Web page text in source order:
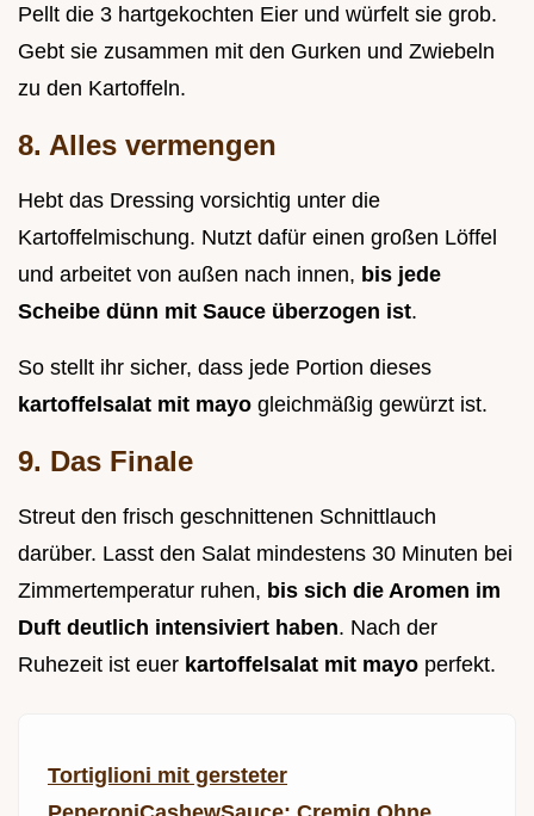
Pellt die 3 hartgekochten Eier und würfelt sie grob.
Gebt sie zusammen mit den Gurken und Zwiebeln
zu den Kartoffeln.
8. Alles vermengen
Hebt das Dressing vorsichtig unter die
Kartoffelmischung. Nutzt dafür einen großen Löffel
und arbeitet von außen nach innen, bis jede
Scheibe dünn mit Sauce überzogen ist.
So stellt ihr sicher, dass jede Portion dieses
kartoffelsalat mit mayo gleichmäßig gewürzt ist.
9. Das Finale
Streut den frisch geschnittenen Schnittlauch
darüber. Lasst den Salat mindestens 30 Minuten bei
Zimmertemperatur ruhen, bis sich die Aromen im
Duft deutlich intensiviert haben. Nach der
Ruhezeit ist euer kartoffelsalat mit mayo perfekt.
Tortiglioni mit gersteter